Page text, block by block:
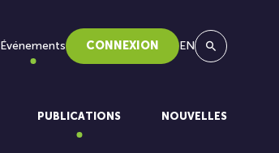
Événements CONNEXION EN
PUBLICATIONS NOUVELLES